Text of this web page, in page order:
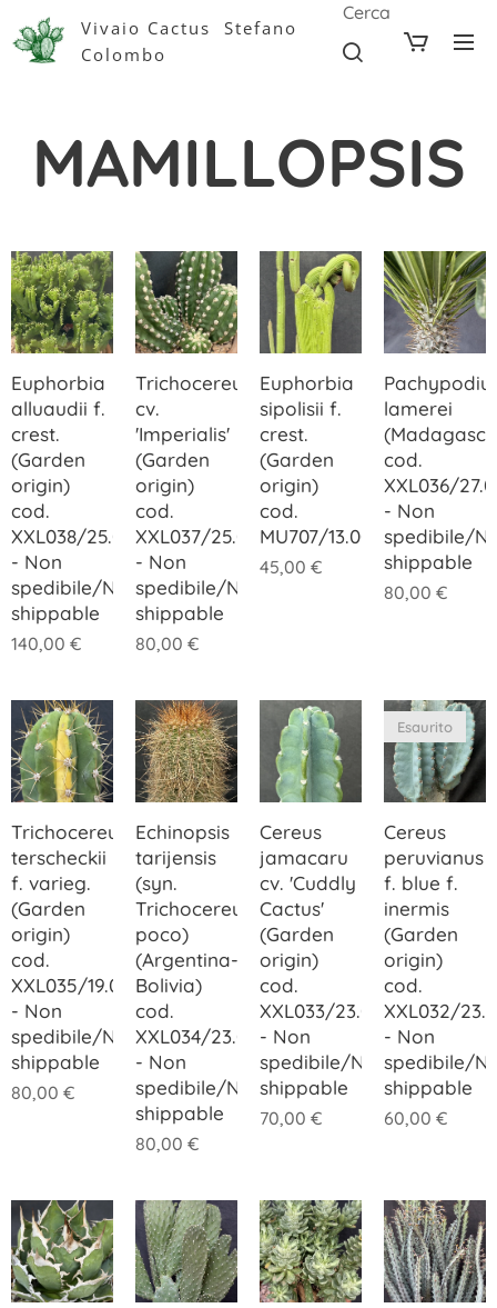
Vivaio Cactus Stefano
Colombo
Cerca
MAMILLOPSIS
Euphorbia
alluaudii f.
crest.
(Garden
origin)
cod.
XXL038/25.00
- Non
spedibile/Not
shippable
140,00 €
Trichocereus
cv.
'Imperialis'
(Garden
origin)
cod.
XXL037/25.00
- Non
spedibile/Not
shippable
80,00 €
Euphorbia
sipolisii f.
crest.
(Garden
origin)
cod.
MU707/13.00
45,00 €
lamerei
cod.
XXL036/
- Non
spedibile/
shippable
80,00 €
Trichocereus
terscheckii
f. varieg.
(Garden
origin)
cod.
XXL035/19.00
- Non
spedibile/Not
shippable
80,00 €
Echinopsis
tarijensis
(syn.
Trichocereus
poco)
(Argentina-
Bolivia)
cod.
XXL034/23.00
- Non
spedibile/Not
shippable
80,00 €
Cereus
jamacaru
cv. 'Cuddly
Cactus'
(Garden
origin)
cod.
XXL033/23.00
- Non
spedibile/Not
shippable
70,00 €
Cereus
peruvianus
f. blue f.
inermis
(Garden
origin)
cod.
XXL032/
- Non
spedibile/
shippable
Esaurito
60,00 €